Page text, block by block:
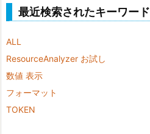
最近検索されたキーワード
ALL
ResourceAnalyzer お試し
数値 表示
フォーマット
TOKEN